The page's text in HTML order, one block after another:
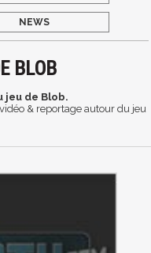
NEWS
BLOB
jeu de Blob.
& reportage autour du jeu